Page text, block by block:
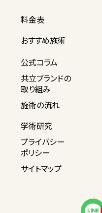
料金表
おすすめ施術
公式コラム
共立ブランドの
取り組み
施術の流れ
学術研究
プライバシー
ポリシー
サイトマップ